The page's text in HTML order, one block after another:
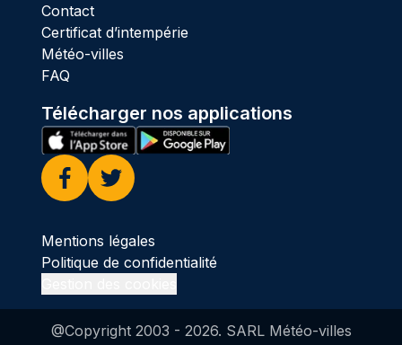
Contact
Certificat d’intempérie
Météo-villes
FAQ
Télécharger nos applications
Facebook
Twitter
Mentions légales
Politique de confidentialité
@Copyright 2003 - 2026. SARL Météo-villes